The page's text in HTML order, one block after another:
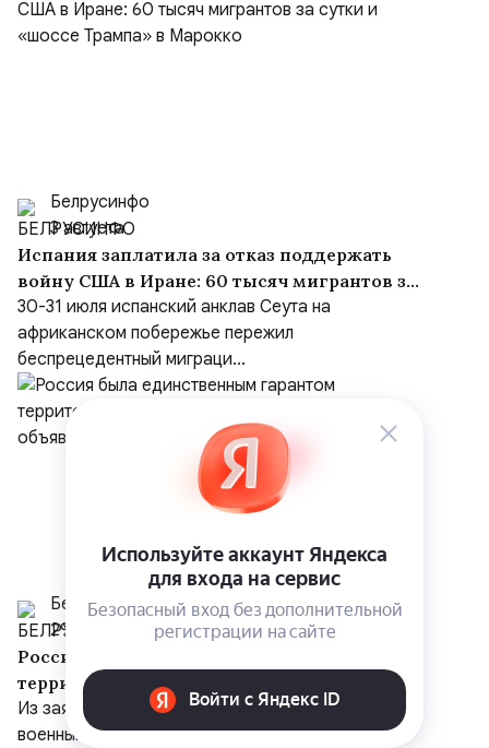
Белрусинфо
3 августа
Испания заплатила за отказ поддержать
войну США в Иране: 60 тысяч мигрантов за
сутки и «шоссе Трампа» в Марокко
30-31 июля испанский анклав Сеута на
африканском побережье пережил
беспрецедентный миграци...
Белрусинфо
29 июля
Россия была единственным гарантом
территориальной целостности Украины,
но Киев объявил Москву врагом
Из заявления Владимира Путина на встрече с
военными ВМФ РФ.